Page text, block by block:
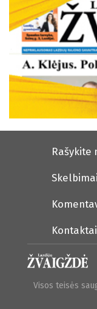
Rašykite
Skelbimai
Kontaktai
Visos teisės